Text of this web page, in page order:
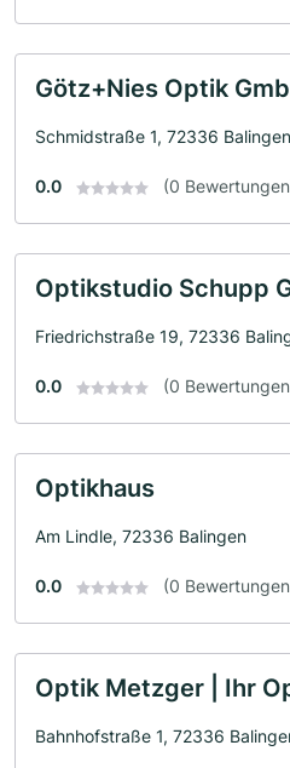
Götz+Nies Optik
Schmidstraße 1, 72336 Balingen
0.0 (0
Optikstudio Schupp
Friedrichstraße 19, 72336
0.0 (0
Optikhaus
Am Lindle, 72336 Balingen
0.0 (0
Optik Metzger | Ihr
Bahnhofstraße 1, 72336